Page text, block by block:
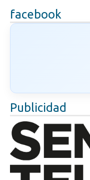
facebook
Publicidad